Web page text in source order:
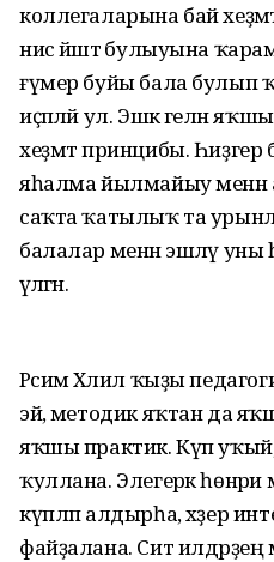
коллегаларына бай хеҙмәт
нисә йәштә булыуына
ғүмер буйы бала булып
иҫәпләй ул. Эшкә гелән
хеҙмәт принцибы.
яһалма йылмайыу менән
саҡта ҡатылыҡ та
балалар менән эшләү уны
әүәләгән.
Рәсимә Хәлил ҡыҙы
эйә, методик яҡтан да
яҡшы практик. Күп
ҡуллана. Элегерәк
күпләп алдырһа, хәҙер
файҙалана. Сит